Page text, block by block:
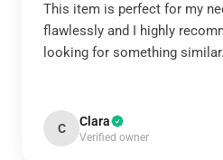
This item is perfect for my
flawlessly and I highly
looking for something similar.
C Clara
Verified owner